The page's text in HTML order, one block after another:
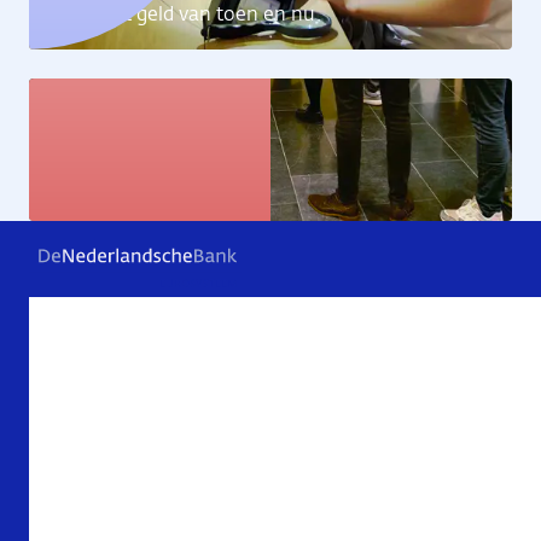
Ontdek het geld van toen en nu